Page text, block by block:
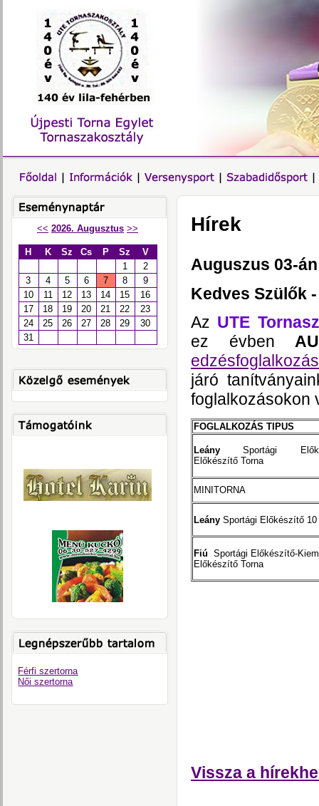
<< 2026. Augusztus >>
H K Sz Cs P Sz
V
1
2
3
4 5 6 7 8
9
10
11 12 13 14 15
16
17
18 19 20 21 22
23
24
25 26 27 28 29
30
31
Férfi szertorna
Női szertorna
Hírek
Auguszus 03-
Kedves Szülők
Az UTE
ez évben
edzésfoglalkozás
járó
foglalkozásokon
FOGLALKOZÁS TIPUS
Leány Sportági
Előkészítő Torna
MINITORNA
Leány Sportági Előkészítő
Fiú Sportági Előkészítő-
Előkészítő Torna
Vissza a